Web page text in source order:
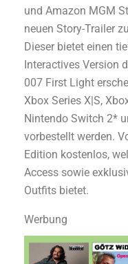
und Amazon MGM
neuen Story-Trailer
Dieser bietet einen
Interactives Version
007 First Light
Xbox Series X|S,
Nintendo Switch 2*
vorbestellt werden.
Edition kostenlos,
Access sowie
Outfits bietet.
Werbung